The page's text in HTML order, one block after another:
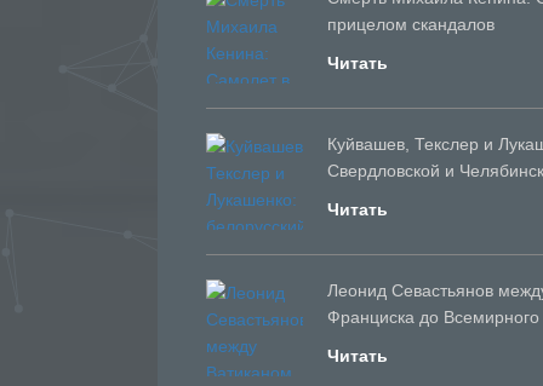
прицелом скандалов
Читать
Куйвашев, Текслер и
Свердловской и
Читать
Леонид Севастьянов
Франциска до Всемирного
Читать